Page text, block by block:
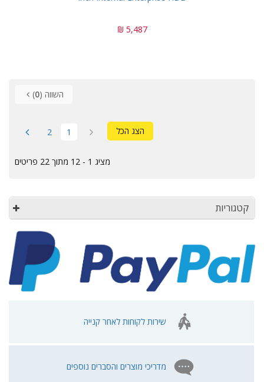
5,487 ₪
השווה (0
)
הצג הכל 1
2
מציג 1 - 12 מתוך 22 פריטים
קטגוריות
שירות לקוחות לאחר קנייה
מדריכי מוצרים והסברים נוספים